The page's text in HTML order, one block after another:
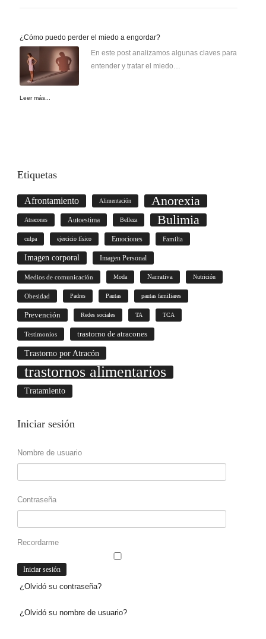
¿Cómo puedo perder el miedo a engordar?
En este post analizamos algunas claves para
entender y tratar el miedo…
Leer más...
Etiquetas
Afrontamiento Alimentación Anorexia
Atracones Autoestima Belleza Bulimia
culpa ejercicio físico Emociones Familia
Imagen corporal Imagen Personal
Medios de comunicación Moda Narrativa Nutrición
Obesidad Padres Pautas pautas familiares
Prevención Redes sociales TA TCA
Testimonios trastorno de atracones
Trastorno por Atracón
trastornos alimentarios
Tratamiento
Iniciar sesión
Nombre de usuario
Contraseña
Recordarme
¿Olvidó su contraseña?
¿Olvidó su nombre de usuario?